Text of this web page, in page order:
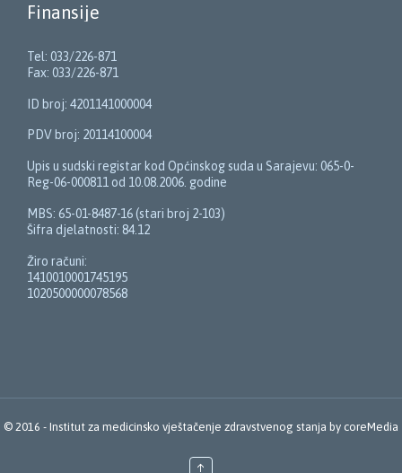
Finansije
Tel: 033/226-871
Fax: 033/226-871
ID broj: 4201141000004
PDV broj: 20114100004
Upis u sudski registar kod Općinskog suda u Sarajevu: 065-0-
Reg-06-000811 od 10.08.2006. godine
MBS: 65-01-8487-16 (stari broj 2-103)
Šifra djelatnosti: 84.12
Žiro računi:
1410010001745195
1020500000078568
© 2016 - Institut za medicinsko vještačenje zdravstvenog stanja by coreMedia
↑